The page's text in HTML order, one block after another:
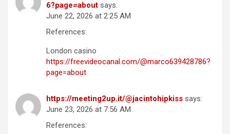
6?page=about says:
June 22, 2026 at 2:25 AM
References:
London casino
https://freevideocanal.com/@marco639428786?
page=about
https://meeting2up.it/@jacintohipkiss says:
June 23, 2026 at 7:56 AM
References: